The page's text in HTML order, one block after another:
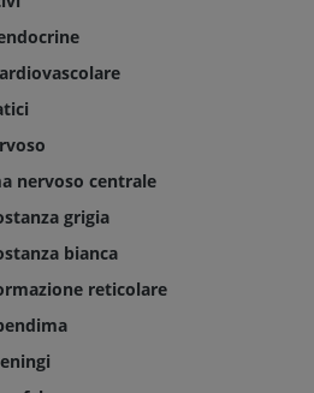
nervoso centrale
grigia
bianca
reticolare